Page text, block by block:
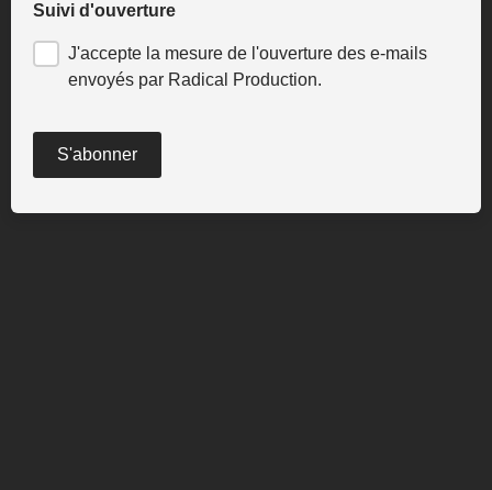
Suivi d'ouverture
J'accepte la mesure de l'ouverture des e-mails
envoyés par Radical Production.